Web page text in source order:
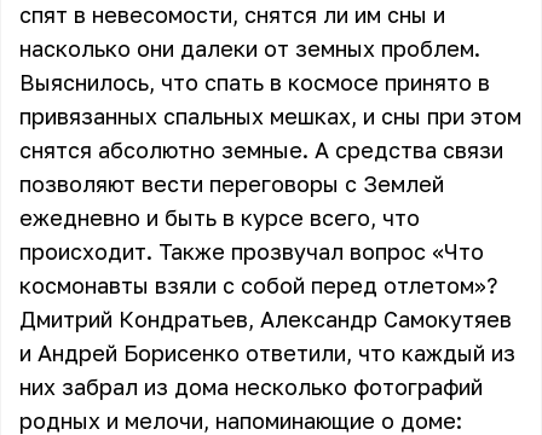
спят в невесомости, снятся ли им сны и
насколько они далеки от земных проблем.
Выяснилось, что спать в космосе принято в
привязанных спальных мешках, и сны при этом
снятся абсолютно земные. А средства связи
позволяют вести переговоры с Землей
ежедневно и быть в курсе всего, что
происходит. Также прозвучал вопрос «Что
космонавты взяли с собой перед отлетом»?
Дмитрий Кондратьев, Александр Самокутяев
и Андрей Борисенко ответили, что каждый из
них забрал из дома несколько фотографий
родных и мелочи, напоминающие о доме: